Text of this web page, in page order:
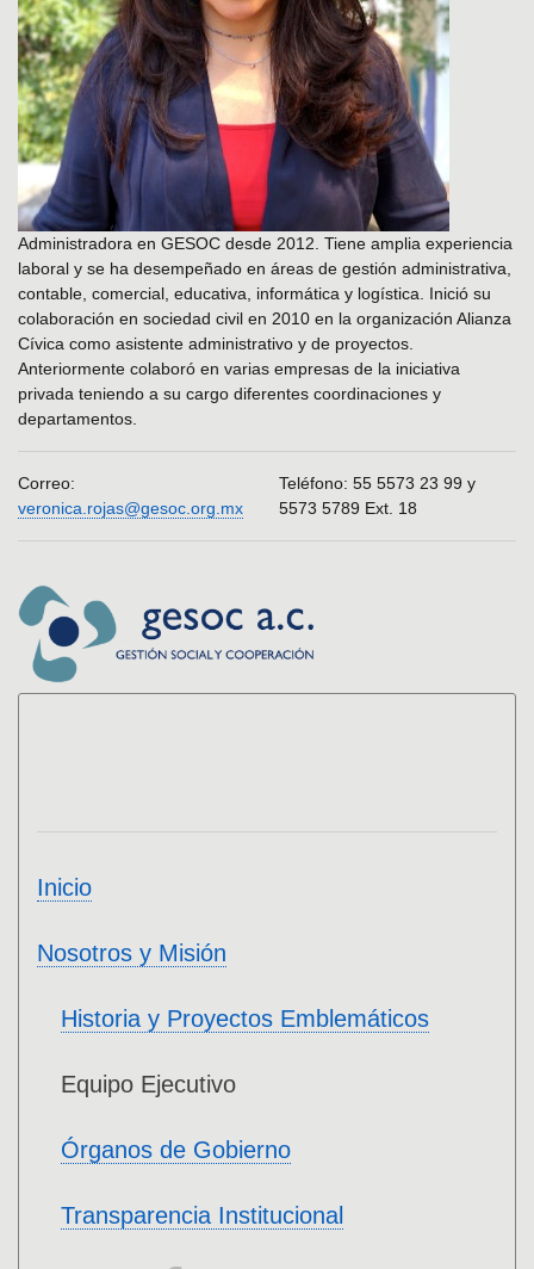
Administradora en GESOC desde 2012. Tiene amplia experiencia
laboral y se ha desempeñado en áreas de gestión administrativa,
contable, comercial, educativa, informática y logística. Inició su
colaboración en sociedad civil en 2010 en la organización Alianza
Cívica como asistente administrativo y de proyectos.
Anteriormente colaboró en varias empresas de la iniciativa
privada teniendo a su cargo diferentes coordinaciones y
departamentos.
Correo:
veronica.rojas@gesoc.org.mx
Teléfono: 55 5573 23 99 y
5573 5789 Ext. 18
Inicio
Nosotros y Misión
Historia y Proyectos Emblemáticos
Equipo Ejecutivo
Órganos de Gobierno
Transparencia Institucional